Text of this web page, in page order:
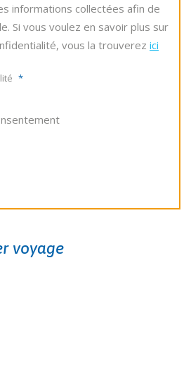
informations collectées afin de
Si vous voulez en savoir plus sur
vous la trouverez ici
*
voyage